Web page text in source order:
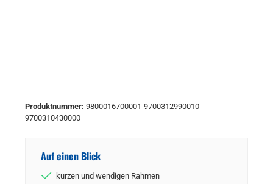
Produktnummer: 9800016700001-9700312990010-
9700310430000
Auf einen Blick
kurzen und wendigen Rahmen